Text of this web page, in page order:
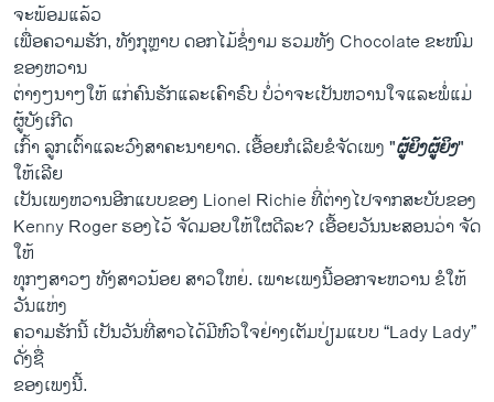
ຈະພ້ອມແລ້ວ
ເພື່ອຄວາມຮັກ, ທັງກຸຫຼາບ ດອກໄມ້ຊໍ່ງາມ ຮວມທັງ Chocolate ຂະໜົມ
ຂອງຫວານ
ຕ່າງໆນາໆໃຫ້ ແກ່ຄົນຮັກແລະເຄົາຣົບ ບໍ່ວ່າຈະເປັນຫວານໃຈແລະພໍ່ແມ່
ຜູ້ບັງເກີດ
ເກົ້າ ລູກເຕົ້າແລະວົງສາຄະນາຍາດ. ເອື້ອຍກໍເລີຍຂໍຈັດເພງ "ຜູ້ຍິງຜູ້ຍິງ"
ໃຫ້ເລີຍ
ເປັນເພງຫວານອີກແບບຂອງ Lionel Richie ທີ່ຕ່າງໄປຈາກສະບັບຂອງ
Kenny Roger ຮອງໄວ້ ຈັດມອບໃຫ້ໃຜດີລະ? ເອື້ອຍວັນນະສອນວ່າ ຈັດ
ໃຫ້
ທຸກໆສາວໆ ທັງສາວນ້ອຍ ສາວໃຫຍ່. ເພາະເພງນີ້ອອກຈະຫວານ ຂໍໃຫ້
ວັນແຫ່ງ
ຄວາມຮັກນີ້ ເປັນວັນທີ່ສາວໄດ້ມີຫົວໃຈຢ່າງເຕັມປ່ຽມແບບ “Lady Lady”
ດັ່ງຊື່
ຂອງເພງນີ້.